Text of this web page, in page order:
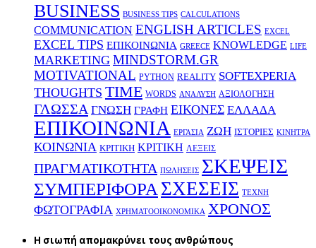
BUSINESS BUSINESS TIPS CALCULATIONS
COMMUNICATION ENGLISH ARTICLES EXCEL
EXCEL TIPS EΠΙΚΟΙΝΩΝΙΑ GREECE KNOWLEDGE LIFE
MARKETING MINDSTORM.GR
MOTIVATIONAL PYTHON REALITY SOFTEXPERIA
THOUGHTS TIME WORDS ΑΝΑΛΥΣΗ ΑΞΙΟΛΟΓΗΣΗ
ΓΛΩΣΣΑ ΓΝΩΣΗ ΓΡΑΦΗ ΕΙΚΟΝΕΣ ΕΛΛΑΔΑ
ΕΠΙΚΟΙΝΩΝΙΑ ΕΡΓΑΣΙΑ ΖΩΗ ΙΣΤΟΡΙΕΣ ΚΙΝΗΤΡΑ
ΚΟΙΝΩΝΙΑ ΚΡΙΤΙΚΗ ΚΡΙΤΙΚΗ ΛΕΞΕΙΣ
ΠΡΑΓΜΑΤΙΚΟΤΗΤΑ ΠΩΛΗΣΕΙΣ ΣΚΕΨΕΙΣ
ΣΥΜΠΕΡΙΦΟΡΑΣΧΕΣΕΙΣ ΤΕΧΝΗ
ΦΩΤΟΓΡΑΦΙΑ ΧΡΗΜΑΤΟΟΙΚΟΝΟΜΙΚΑ ΧΡΟΝΟΣ
H σιωπή απομακρύνει τους ανθρώπους